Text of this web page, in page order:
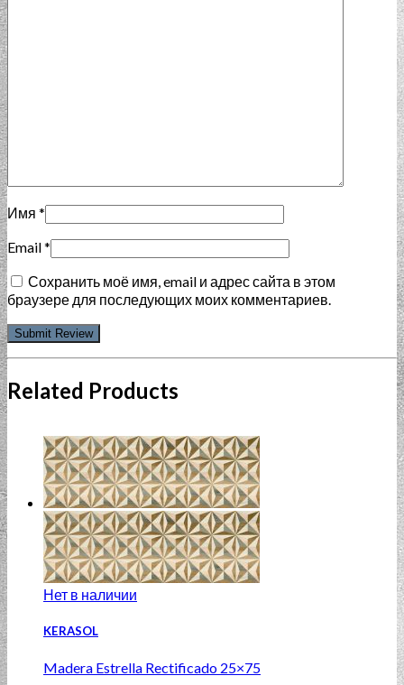
Имя *
Email*
Сохранить моё имя, email и адрес сайта в этом
браузере для последующих моих комментариев.
Related Products
Нет в наличии
KERASOL
Madera Estrella Rectificado 25×75